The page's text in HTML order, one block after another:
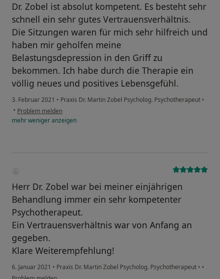
Dr. Zobel ist absolut kompetent. Es besteht sehr
schnell ein sehr gutes Vertrauensverhältnis.
Die Sitzungen waren für mich sehr hilfreich und
haben mir geholfen meine
Belastungsdepression in den Griff zu
bekommen. Ich habe durch die Therapie ein
völlig neues und positives Lebensgefühl.
3. Februar 2021 • Praxis Dr. Martin Zobel Psycholog. Psychotherapeut •
• Problem melden
mehrwenigeranzeigen
Herr Dr. Zobel war bei meiner einjährigen
Behandlung immer ein sehr kompetenter
Psychotherapeut.
Ein Vertrauensverhältnis war von Anfang an
gegeben.
Klare Weiterempfehlung!
6. Januar 2021 • Praxis Dr. Martin Zobel Psycholog. Psychotherapeut • •